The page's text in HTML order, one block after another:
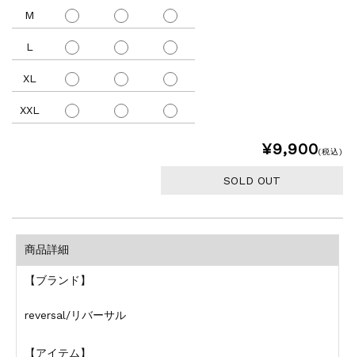
M
L
XL
XXL
¥9,900(税込)
SOLD OUT
商品詳細
【ブランド】
reversal/リバーサル
【アイテム】